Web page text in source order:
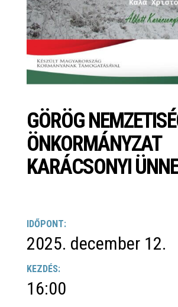
GÖRÖG
ÖNKORMÁNYZAT
KARÁCSONYI
IDŐPONT:
2025. december 12.
KEZDÉS:
16:00